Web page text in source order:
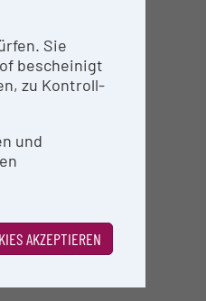
Sie
bescheinigt
zu Kontroll-
und
AKZEPTIEREN